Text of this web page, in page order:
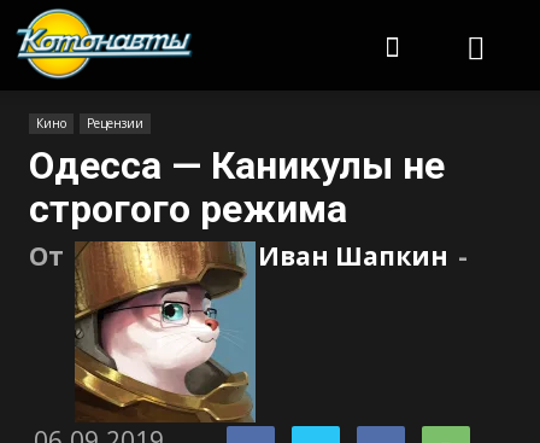
Кино Рецензии
Одесса — Каникулы не
строгого режима
От Иван Шапкин -